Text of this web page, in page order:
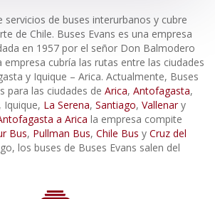
servicios de buses interurbanos y cubre
de Chile. Buses Evans es una empresa
en 1957 por el señor Don Balmodero
empresa cubría las rutas entre las ciudades
y Iquique – Arica. Actualmente, Buses
para las ciudades de Arica, Antofagasta,
Iquique, La Serena, Santiago, Vallenary
a Arica la empresa compite
Bus, Pullman Bus, Chile Bus y Cruz del
los buses de Buses Evans salen del